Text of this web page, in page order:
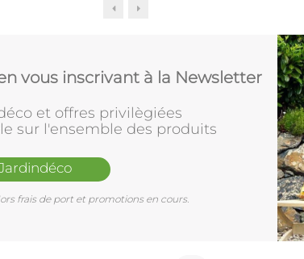
vous inscrivant à la Newsletter
et offres privilègiées
sur l'ensemble des produits
frais de port et promotions en cours.